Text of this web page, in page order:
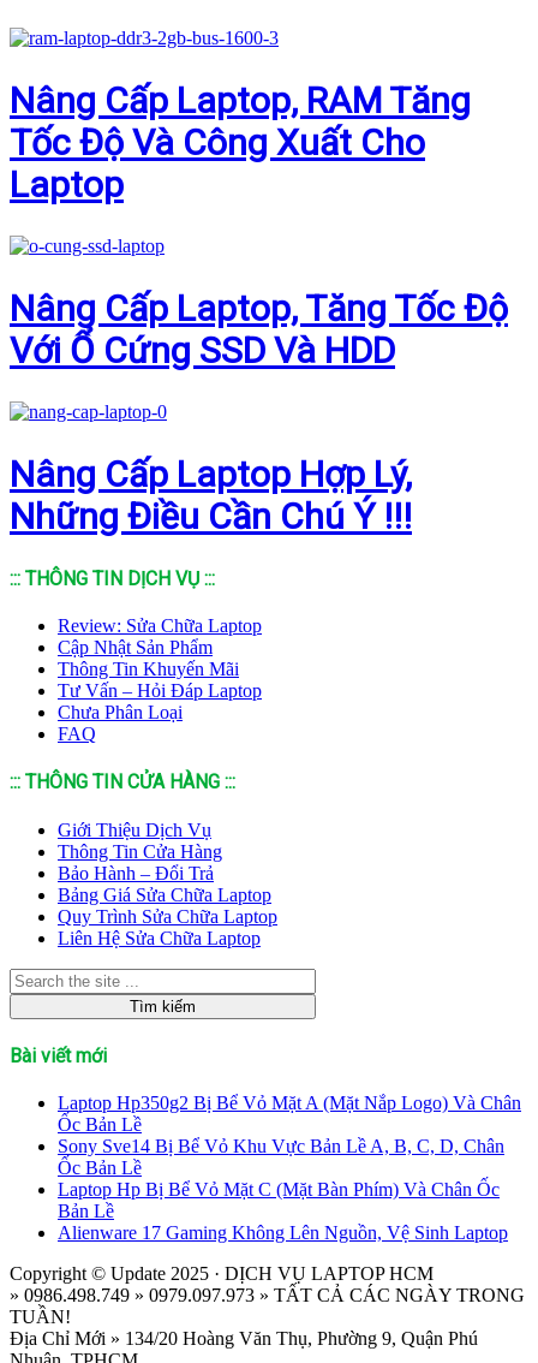
Nâng Cấp Laptop, RAM Tăng
Tốc Độ Và Công Xuất Cho
Laptop
Nâng Cấp Laptop, Tăng Tốc Độ
Với Ổ Cứng SSD Và HDD
Nâng Cấp Laptop Hợp Lý,
Những Điều Cần Chú Ý !!!
::: THÔNG TIN DỊCH VỤ :::
Review: Sửa Chữa Laptop
Cập Nhật Sản Phẩm
Thông Tin Khuyến Mãi
Tư Vấn – Hỏi Đáp Laptop
Chưa Phân Loại
FAQ
::: THÔNG TIN CỬA HÀNG :::
Giới Thiệu Dịch Vụ
Thông Tin Cửa Hàng
Bảo Hành – Đổi Trả
Bảng Giá Sửa Chữa Laptop
Quy Trình Sửa Chữa Laptop
Liên Hệ Sửa Chữa Laptop
Bài viết mới
Laptop Hp350g2 Bị Bể Vỏ Mặt A (Mặt Nắp Logo) Và Chân
Ốc Bản Lề
Sony Sve14 Bị Bể Vỏ Khu Vực Bản Lề A, B, C, D, Chân
Ốc Bản Lề
Laptop Hp Bị Bể Vỏ Mặt C (Mặt Bàn Phím) Và Chân Ốc
Bản Lề
Alienware 17 Gaming Không Lên Nguồn, Vệ Sinh Laptop
Copyright © Update 2025 · DỊCH VỤ LAPTOP HCM
» 0986.498.749 » 0979.097.973 » TẤT CẢ CÁC NGÀY TRONG
TUẦN!
Địa Chỉ Mới » 134/20 Hoàng Văn Thụ, Phường 9, Quận Phú